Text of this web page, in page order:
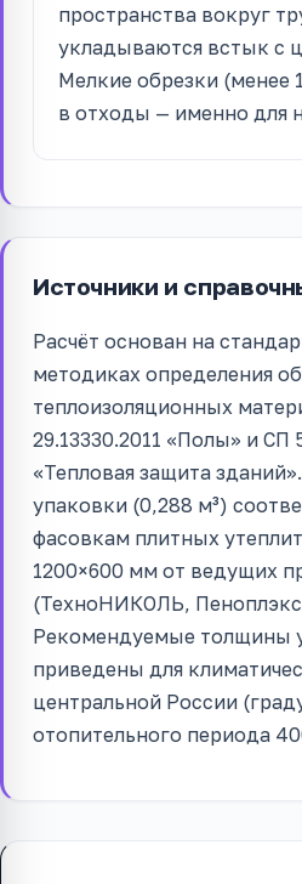
пространства вокруг
укладываются встык с
Мелкие обрезки (менее
в отходы — именно для
Источники и
Расчёт основан на
методиках определения
теплоизоляционных
29.13330.2011 «Полы» и СП
«Тепловая защита
упаковки (0,288 м³)
фасовкам плитных
1200×600 мм от ведущих
(ТехноНИКОЛЬ,
Рекомендуемые толщины
приведены для
центральной России
отопительного периода